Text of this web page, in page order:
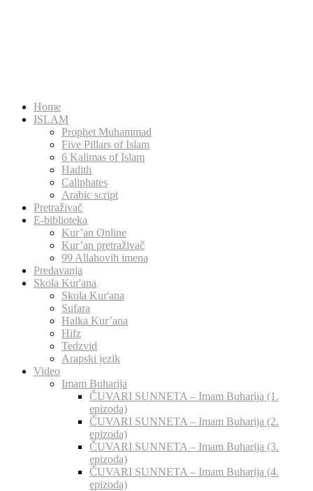
Home
ISLAM
Prophet Muhammad
Five Pillars of Islam
6 Kalimas of Islam
Hadith
Caliphates
Arabic script
Pretraživač
E-biblioteka
Kur’an Online
Kur’an pretraživač
99 Allahovih imena
Predavanja
Skola Kur'ana
Skola Kur'ana
Sufara
Halka Kur’ana
Hifz
Tedzvid
Arapski jezik
Video
Imam Buharija
ČUVARI SUNNETA – Imam Buharija (1.
epizoda)
ČUVARI SUNNETA – Imam Buharija (2.
epizoda)
ČUVARI SUNNETA – Imam Buharija (3.
epizoda)
ČUVARI SUNNETA – Imam Buharija (4.
epizoda)